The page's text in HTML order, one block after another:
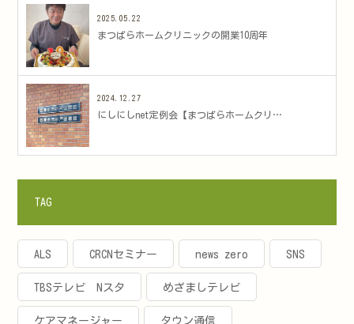
2025.05.22
まつばらホームクリニックの開業10周年
2024.12.27
にしにしnet定例会【まつばらホームクリ…
TAG
ALS CRCNセミナー news zero SNS
TBSテレビ Nスタ めざましテレビ
ケアマネージャー タウン通信